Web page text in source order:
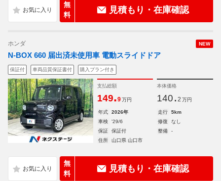
無
料
見積もり・在庫確認
NEW
ホンダ
N-BOX 660 届出済未使用車 電動スライドドア
保証付 車両品質保証書付 購入プラン付き
支払総額
149.9 万円
本体価格
140. 2 万円
年式 2026年 走行
5km
車検
'29/6 修復
なし
保証
保証付 整備
-
住所
山口県 山口市
無
料
見積もり・在庫確認